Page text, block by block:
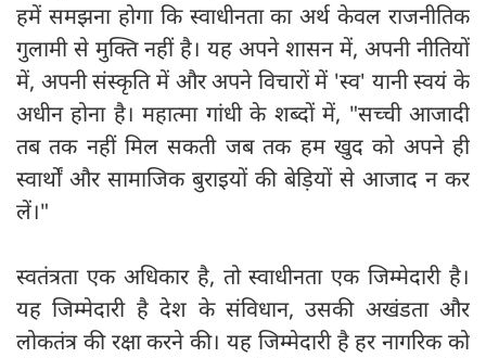
हमें समझना होगा कि स्वाधीनता का अर्थ केवल राजनीतिक
गुलामी से मुक्ति नहीं है। यह अपने शासन में, अपनी नीतियों
में, अपनी संस्कृति में और अपने विचारों में 'स्व' यानी स्वयं के
अधीन होना है। महात्मा गांधी के शब्दों में, "सच्ची आजादी
तब तक नहीं मिल सकती जब तक हम खुद को अपने ही
स्वार्थों और सामाजिक बुराइयों की बेड़ियों से आजाद न कर
लें।"
स्वतंत्रता एक अधिकार है, तो स्वाधीनता एक जिम्मेदारी है।
यह जिम्मेदारी है देश के संविधान, उसकी अखंडता और
लोकतंत्र की रक्षा करने की। यह जिम्मेदारी है हर नागरिक को